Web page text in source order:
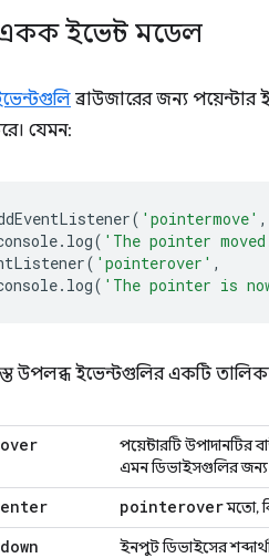
ইভেন্ট মডেল
ব্রাউজারের জন্য
যেমন:
( 'pointermove' ,
. log( 'The pointer
( 'pointerover' ,
. log( 'The pointer is
উপলব্ধ ইভেন্টগুলির একটি
পয়েন্টারটি উপাদানটির
এমন ডিভাইসগুলির
pointeroverমতো,
ইনপুট ডিভাইসের